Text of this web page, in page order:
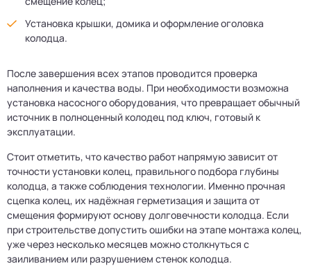
Установка крышки, домика и оформление оголовка
колодца.
После завершения всех этапов проводится проверка
наполнения и качества воды. При необходимости возможна
установка насосного оборудования, что превращает обычный
источник в полноценный колодец под ключ, готовый к
эксплуатации.
Стоит отметить, что качество работ напрямую зависит от
точности установки колец, правильного подбора глубины
колодца, а также соблюдения технологии. Именно прочная
сцепка колец, их надёжная герметизация и защита от
смещения формируют основу долговечности колодца. Если
при строительстве допустить ошибки на этапе монтажа колец,
уже через несколько месяцев можно столкнуться с
заиливанием или разрушением стенок колодца.